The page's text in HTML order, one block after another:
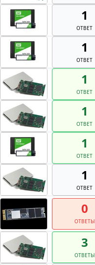
1
ОТВЕТ
1
ОТВЕТ
1
ОТВЕТ
1
ОТВЕТ
1
ОТВЕТ
1
ОТВЕТ
0
ОТВЕТЫ
3
ОТВЕТЫ